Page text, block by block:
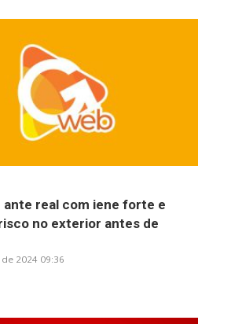
ante real com iene forte e
no exterior antes de
2024 09:36